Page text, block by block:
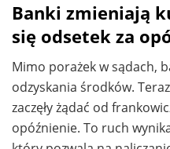
Banki zmieniają
się odsetek za
Mimo porażek w sądach,
odzyskania środków.
zaczęły żądać od
opóźnienie. To ruch